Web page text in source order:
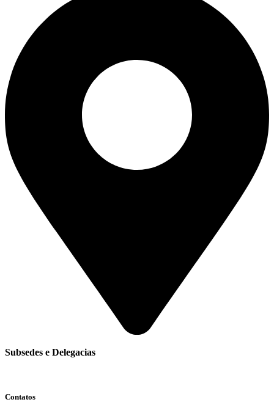
Subsedes e Delegacias
Contatos